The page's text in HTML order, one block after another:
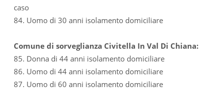
caso
84. Uomo di 30 anni isolamento domiciliare
Comune di sorveglianza Civitella In Val Di Chiana:
85. Donna di 44 anni isolamento domiciliare
86. Uomo di 44 anni isolamento domiciliare
87. Uomo di 60 anni isolamento domiciliare